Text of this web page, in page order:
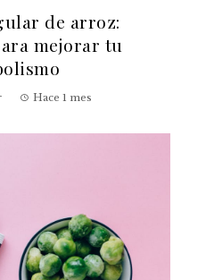
de arroz:
mejorar tu
Hace 1 mes